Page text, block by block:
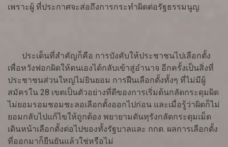
เพราะผู้ ที่ประกาศจะส่อถึงการกระทำผิดต่อรัฐธรรมนูญ
ประเด็นที่สำคัญก็คือ การบังคับให้ประชาชนไปเลือกตั้ง
เพื่อหวังฟอกผิดให้ตนเองได้กลับเข้าสู่อำนาจ อีกครั้งเป็นสิ่งที่
ประชาชนส่วนใหญ่ไม่ยินยอม การฝืนเลือกตั้งทั้งๆ ที่ไม่มีผู้
สมัครใน 28 เขตเป็นตัวอย่างที่ดีของการเริ่มต้นกลัดกระดุมผิด
ไม่ยอมรอมชอมชะลอเลือกตั้งออกไปก่อน และเมื่อรู้ว่าผิดก็ไม่
ยอมกลับไปแก้ไขให้ถูกต้อง พยายามดันทุรังกลัดกระดุมเม็ด
เดินหน้าเลือกตั้งต่อไปของทั้งรัฐบาลและ กกต. ผลการเลือกตั้ง
ที่ออกมาก็ยืนยันแล้วใช่หรือไม่